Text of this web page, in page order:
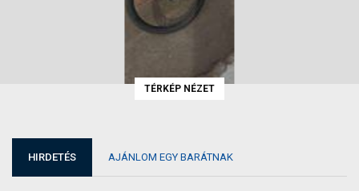
TÉRKÉP NÉZET
HIRDETÉS AJÁNLOM EGY BARÁTNAK